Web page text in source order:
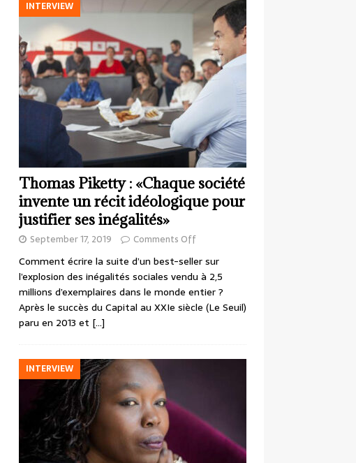
INTERVIEW
Thomas Piketty : «Chaque société
invente un récit idéologique pour
justifier ses inégalités»
September 17, 2019 Comments Off
Comment écrire la suite d’un best-seller sur
l’explosion des inégalités sociales vendu à 2,5
millions d’exemplaires dans le monde entier ?
Après le succès du Capital au XXIe siècle (Le Seuil)
paru en 2013 et […]
INTERVIEW